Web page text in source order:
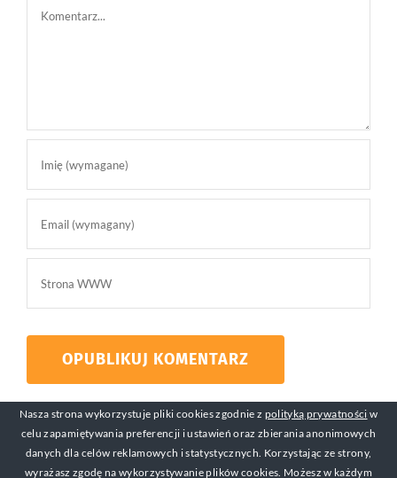
Comment
Nasza strona wykorzystuje pliki cookies zgodnie z polityką prywatności w
celu zapamiętywania preferencji i ustawień oraz zbierania anonimowych
danych dla celów reklamowych i statystycznych. Korzystając ze strony,
wyrażasz zgodę na wykorzystywanie plików cookies. Możesz w każdym